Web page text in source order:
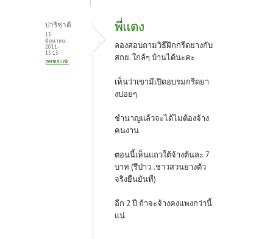
ปาริชาติ
15
มิถุนายน,
2011 -
15:13
permalink
พี่แดง
ลองสอบถามวิธีฝึกกรีดยางกับ
สกย. ใกล้ๆ บ้านได้นะคะ
เห็นว่าเขามีเปิดอบรมกรีดยา
งบ่อยๆ
ชำนาญแล้วจะได้ไม่ต้องจ้าง
คนงาน
ตอนนี้เห็นแถวใต้จ้างต้นละ 7
บาท (รึป่าว..ชาวสวนยางตัว
จริงยืนยันที)
อีก 2 ปี ถ้าจะจ้างคงแพงกว่านี้
แน่